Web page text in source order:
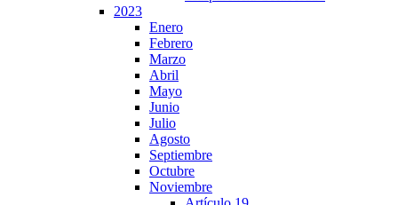
2023
Enero
Febrero
Marzo
Abril
Mayo
Junio
Julio
Agosto
Septiembre
Octubre
Noviembre